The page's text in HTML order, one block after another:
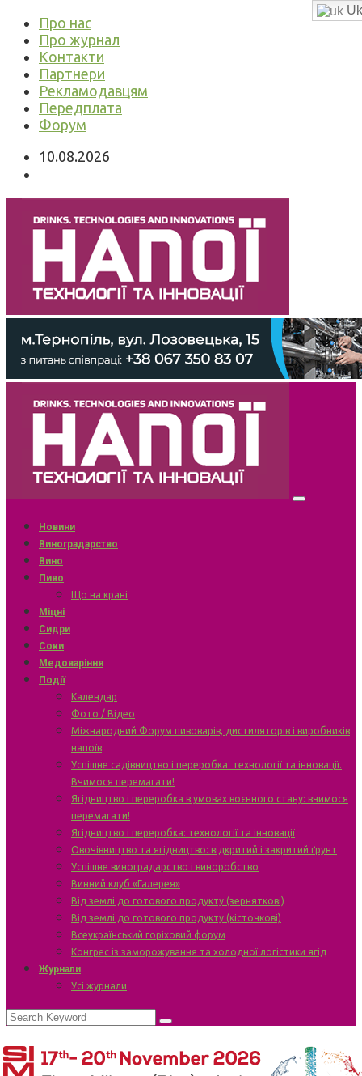
Про нас
Про журнал
Контакти
Партнери
Рекламодавцям
Передплата
Форум
10.08.2026
Новини
Виноградарство
Вино
Пиво
Що на крані
Міцні
Сидри
Соки
Медоваріння
Події
Календар
Фото / Відео
Міжнародний Форум пивоварів, дистиляторів і виробників
напоїв
Успішне садівництво і переробка: технології та інновації.
Вчимося перемагати!
Ягідництво і переробка в умовах воєнного стану: вчимося
перемагати!
Ягідництво і переробка: технології та інновації
Овочівництво та ягідництво: відкритий і закритий ґрунт
Успішне виноградарство і виноробство
Винний клуб «Галерея»
Від землі до готового продукту (зерняткові)
Від землі до готового продукту (кісточкові)
Всеукраїнський горіховий форум
Конгрес із заморожування та холодної логістики ягід
Журнали
Усі журнали